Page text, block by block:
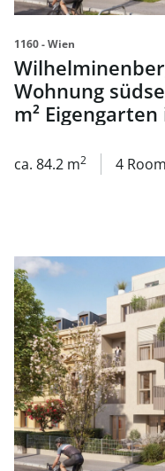
1160 - Wien
Wohnung
m²
Wien
ca. 84.2 m2 4
link to page Wohnen